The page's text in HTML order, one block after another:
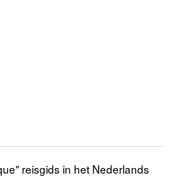
reisgids in het Nederlands